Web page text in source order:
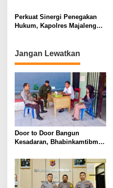
Sepeda Motor Milik Warga
yang Sempat Hilang
Perkuat Sinergi Penegakan
Hukum, Kapolres Majalengka
Negeri Majalengka
Jangan Lewatkan
Door to Door Bangun
Kesadaran, Bhabinkamtibmas
Layanan 110 dan Semangat
Kemerdekaan